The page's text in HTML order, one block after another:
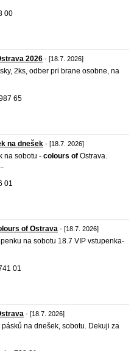
00
2026 - [18.7. 2026]
2ks, odber pri brane osobne, na
65
na dnešek - [18.7. 2026]
na sobotu - colours of Ostrava.
01
of Ostrava - [18.7. 2026]
na sobotu 18.7 VIP vstupenka-
01
- [18.7. 2026]
pásků na dnešek, sobotu. Dekuji za